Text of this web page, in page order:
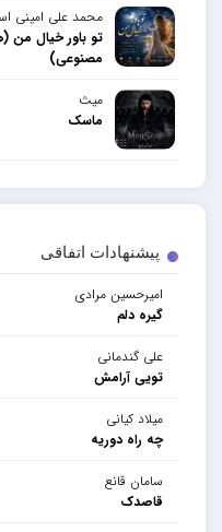
پیشنهادات اتفاقی
امیرحسین مرادی
گیره دلم
علی گندمانی
تویی آرامش
میلاد کیانی
چه راه دوریه
سامان قانع
قاصدک
محمد علی امینی
تو باور خیال
مصنوعی)
میث
ماسک